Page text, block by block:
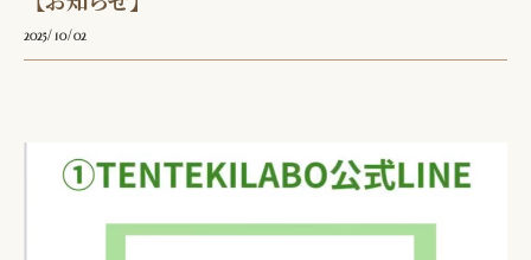
2025/10/02